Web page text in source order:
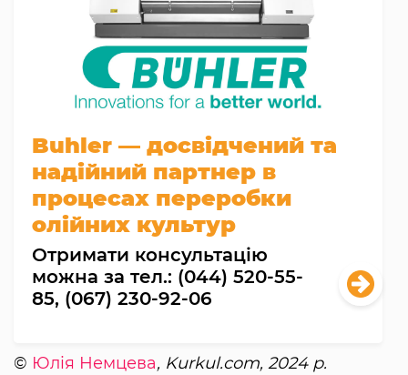
Buhler — досвідчений та
надійний партнер в
процесах переробки
олійних культур
Отримати консультацію
можна за тел.: (044) 520-55-
85, (067) 230-92-06
© Юлія Немцева, Kurkul.com, 2024 р.